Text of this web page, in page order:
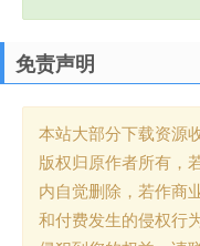
免责声明
本站大部分下载资源
版权归原作者所有，
内自觉删除，若作商
和付费发生的侵权行